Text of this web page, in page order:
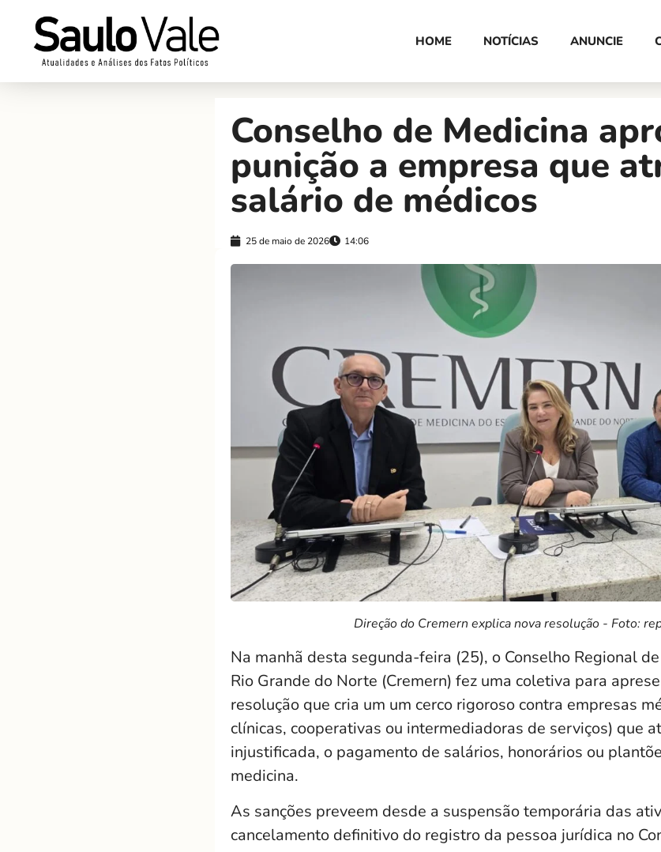
HOME NOTÍCIAS ANUNCIE
Conselho de Medicina
punição a empresa que
salário de médicos
25 de maio de 2026 14:06
Direção do Cremern explica nova resolução - Foto:
Na manhã desta segunda-feira (25), o Conselho Regional
Rio Grande do Norte (Cremern) fez uma coletiva para
resolução que cria um um cerco rigoroso contra empresas
clínicas, cooperativas ou intermediadoras de serviços) que
injustificada, o pagamento de salários, honorários ou
medicina.
As sanções preveem desde a suspensão temporária das
cancelamento definitivo do registro da pessoa jurídica no